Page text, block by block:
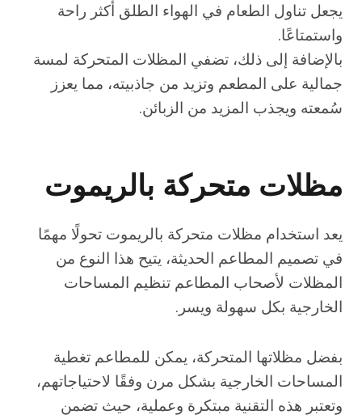
يجعل تناول الطعام في الهواء الطلق أكثر راحة
واستمتاعًا.
بالإضافة إلى ذلك، تضفي المظلات المتحركة لمسة
جمالية على المطعم وتزيد من جاذبيته، مما يعزز
سُمعته ويجذب المزيد من الزبائن.
مظلات متحركة بالريموت
يعد استخدام مظلات متحركة بالريموت تحولًا مهمًا
في تصميم المطاعم الحديثة، يتيح هذا النوع من
المظلات لأصحاب المطاعم تنظيم المساحات
الخارجية بكل سهولة ويسر.
بفضل مظلاتها المتحركة، يمكن للمطاعم تغطية
المساحات الخارجية بشكل مرن وفقًا لاحتياجاتهم،
وتعتبر هذه التقنية مبتكرة وعملية، حيث تضمن